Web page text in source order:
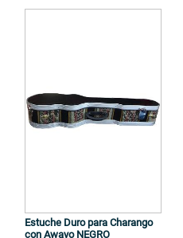
Estuche Duro para Charango
con Awayo NEGRO